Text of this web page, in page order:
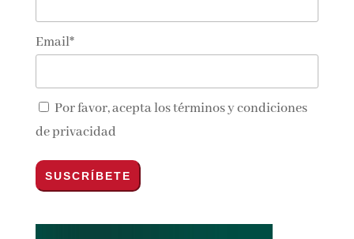
Email*
Por favor, acepta lostérminos y condiciones
de privacidad